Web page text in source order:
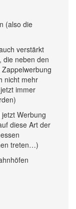
(also die
verstärkt
die neben den
nicht mehr
immer
Werbung
diese Art der
treten…)